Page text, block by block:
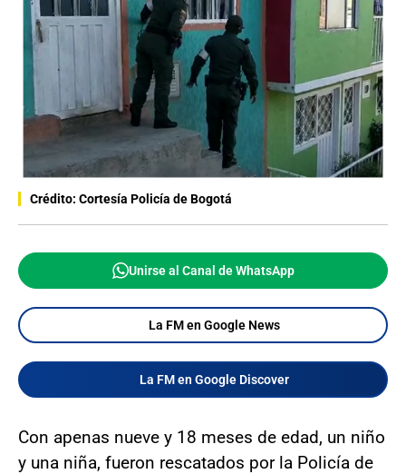
Crédito: Cortesía Policía de Bogotá
Unirse al Canal de WhatsApp
La FM en Google News
La FM en Google Discover
Con apenas nueve y 18 meses de edad, un niño
y una niña, fueron rescatados por la Policía de